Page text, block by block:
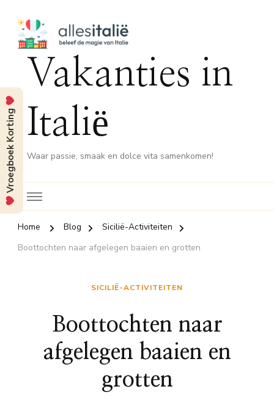
Vakanties in
Italië
Waar passie, smaak en dolce vita samenkomen!
Home Blog
Sicilië-Activiteiten
Boottochten naar afgelegen baaien en grotten
SICILIË-ACTIVITEITEN
Boottochten naar
afgelegen baaien en
grotten
Vroegboek Korting